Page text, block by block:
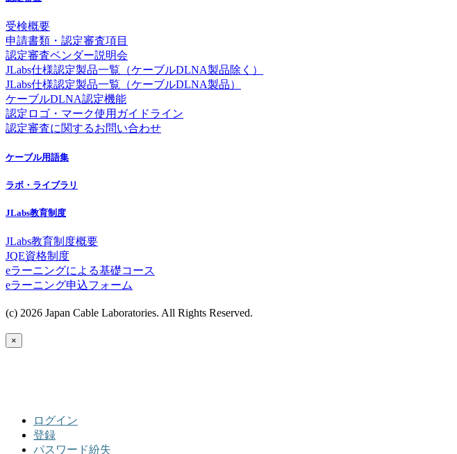
受検概要
申請書類・認定審査項目
認定審査ベンダー説明会
JLabs仕様認定製品一覧（ケーブルDLNA製品除く）
JLabs仕様認定製品一覧（ケーブルDLNA製品）
ケーブルDLNA認定機能
認定ロゴ・マーク使用ガイドライン
認定審査に関するお問い合わせ
ケーブル用語集
ラボ・ライブラリ
JLabs教育制度
JLabs教育制度概要
JQE資格制度
eラーニングによる基礎コース
eラーニング申込フォーム
(c) 2026 Japan Cable Laboratories. All Rights Reserved.
×
ログイン
登録
パスワード紛失